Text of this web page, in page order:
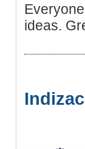
ideas.